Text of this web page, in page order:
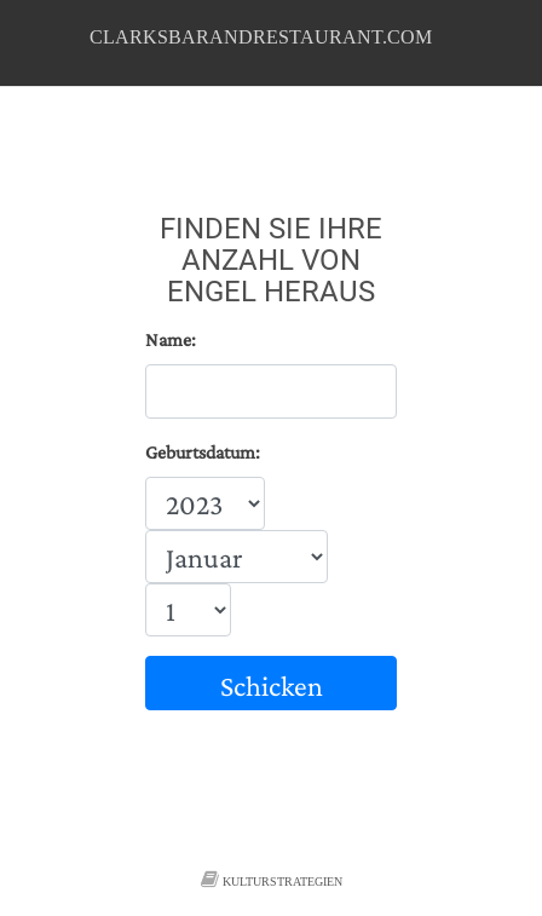
CLARKSBARANDRESTAURANT.COM
FINDEN SIE IHRE
ANZAHL VON
ENGEL HERAUS
Name:
Geburtsdatum:
Schicken
KULTURSTRATEGIEN